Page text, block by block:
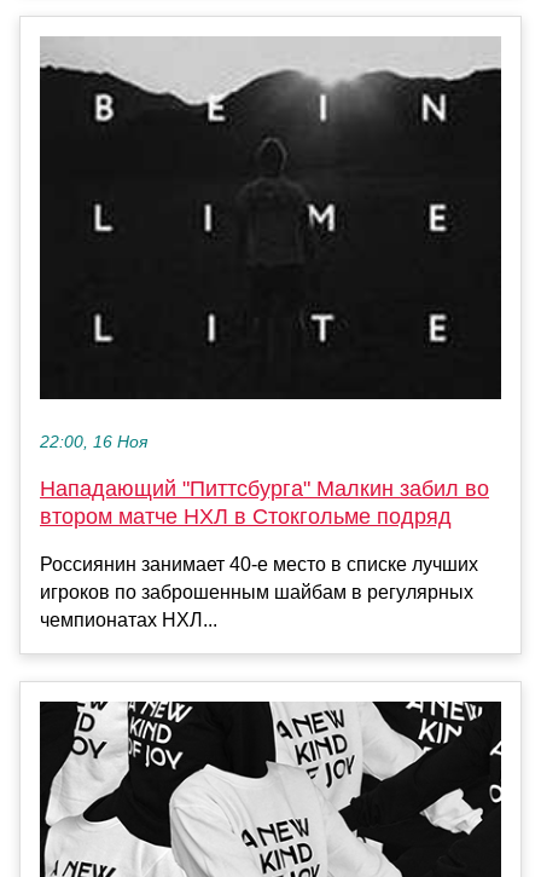
22:00, 16 Ноя
Нападающий "Питтсбурга" Малкин забил во
втором матче НХЛ в Стокгольме подряд
Россиянин занимает 40-е место в списке лучших
игроков по заброшенным шайбам в регулярных
чемпионатах НХЛ...